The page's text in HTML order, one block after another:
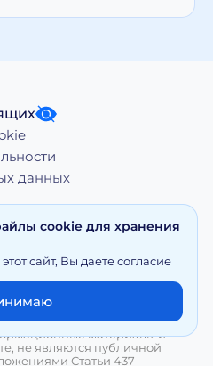
данных
размещенных на moy-
с письменного разрешения
информационный характер и
материалы и
не являются публичной
Статьи 437
cookie для хранения
сайт, Вы даете согласие